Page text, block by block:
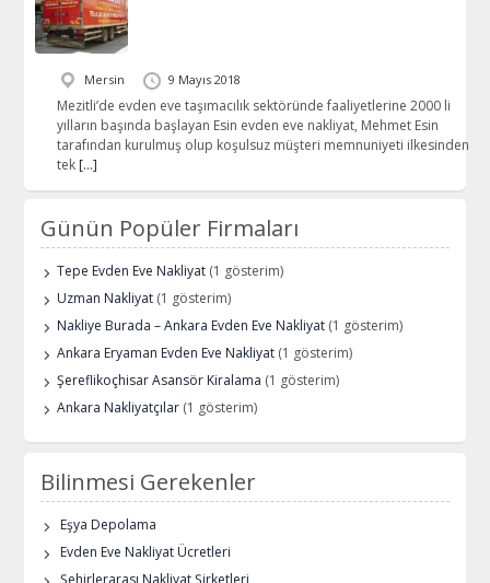
Mersin 9 Mayıs 2018
Mezitli’de evden eve taşımacılık sektöründe faaliyetlerine 2000 li
yılların başında başlayan Esin evden eve nakliyat, Mehmet Esin
tarafından kurulmuş olup koşulsuz müşteri memnuniyeti ilkesinden
tek […]
Günün Popüler Firmaları
Tepe Evden Eve Nakliyat (1 gösterim)
Uzman Nakliyat (1 gösterim)
Nakliye Burada – Ankara Evden Eve Nakliyat (1 gösterim)
Ankara Eryaman Evden Eve Nakliyat (1 gösterim)
Şereflikoçhisar Asansör Kiralama (1 gösterim)
Ankara Nakliyatçılar (1 gösterim)
Bilinmesi Gerekenler
Eşya Depolama
Evden Eve Nakliyat Ücretleri
Şehirlerarası Nakliyat Şirketleri